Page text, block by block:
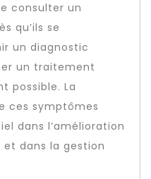
consulter un
qu’ils se
un diagnostic
un traitement
possible. La
ces symptômes
dans l’amélioration
dans la gestion